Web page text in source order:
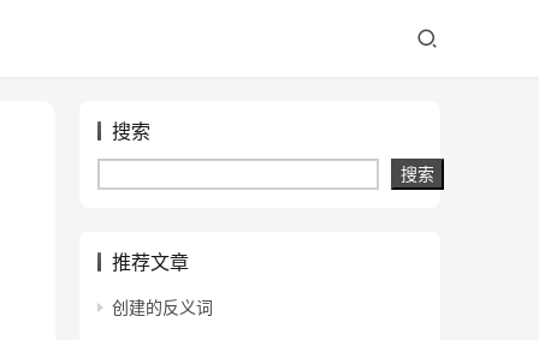
搜索
搜索
推荐文章
创建的反义词